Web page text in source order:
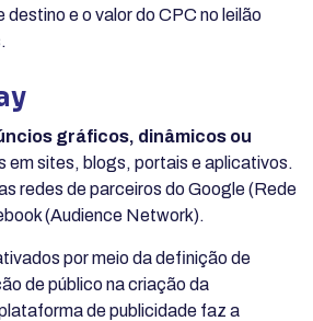
destino e o valor do CPC no leilão
gráficos, dinâmicos ou
em sites, blogs, portais e aplicativos.
redes de parceiros do Google (Rede
(Audience Network).
por meio da definição de
de público na criação da
de publicidade faz a